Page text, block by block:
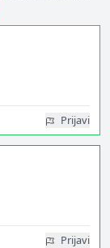
Prijavi
Prijavi